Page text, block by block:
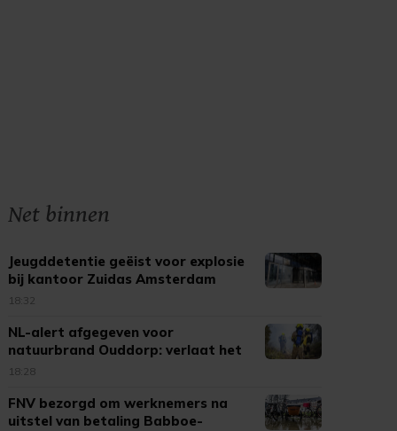
Net binnen
Jeugddetentie geëist voor explosie
bij kantoor Zuidas Amsterdam
18:32
NL-alert afgegeven voor
natuurbrand Ouddorp: verlaat het
gebied
18:28
FNV bezorgd om werknemers na
uitstel van betaling Babboe-